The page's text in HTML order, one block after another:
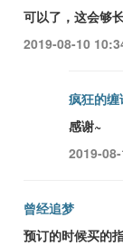
可以了，这会够长
2019-08-10
疯狂的
感谢~
2019-
曾经追梦
预订的时候买的指